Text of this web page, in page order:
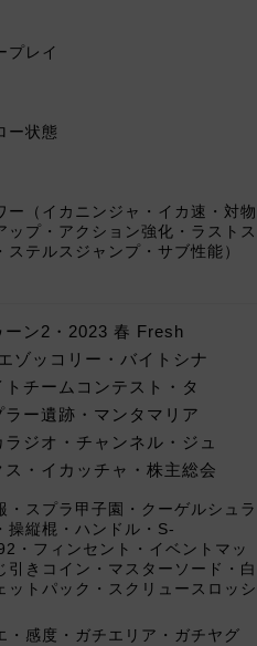
プレイ
ー状態
ー（イカニンジャ・イカ速・対物
ップ・アクション強化・ラストス
ステルスジャンプ・サブ性能）
ーン2・2023 春 Fresh
ゾッコリー・バイトシナ
トチームコンテスト・タ
ラー遺跡・マンタマリア
ジオ・チャンネル・ジュ
ス・イカッチャ・株主総会
・スプラ甲子園・クーゲルシュラ
操縦棍・ハンドル・S-
・フィンセント・イベントマッ
引きコイン・マスターソード・白
ットパック・スクリュースロッシ
・感度・ガチエリア・ガチヤグ